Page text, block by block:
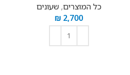
כל המוצרים,שעונים
₪ 2,700